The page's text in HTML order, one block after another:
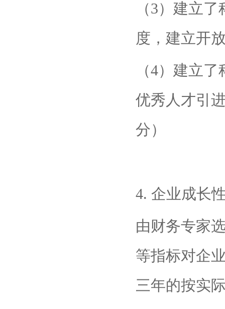
（3）建立
度，建立开
（4）建立
优秀人才引
分）
4. 企业成长
由财务专家
等指标对企
三年的按实